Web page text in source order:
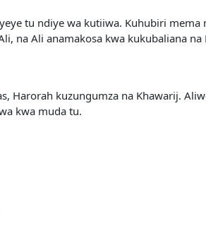
tu ndiye wa kutiiwa. Kuhubiri
na Ali anamakosa kwa kukubaliana
Harorah kuzungumza na Khawarij.
kwa muda tu.